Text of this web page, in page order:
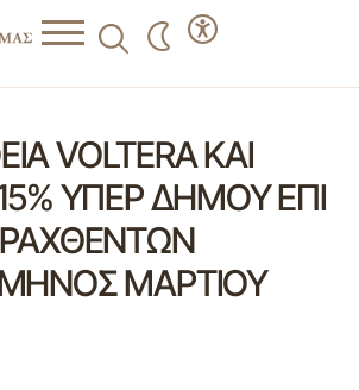
VOLTERA ΚΑΙ
ΥΠΕΡ ΔΗΜΟΥ ΕΠΙ
ΜΑΡΤΙΟΥ